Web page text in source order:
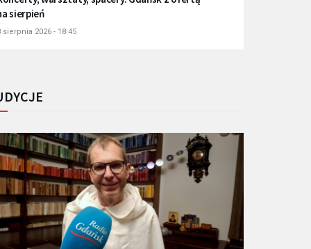
sierpień
sierpnia 2026 - 18:45